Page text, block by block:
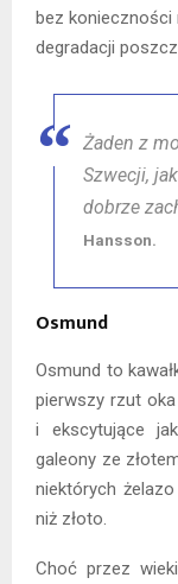
bez
degradacji
Żaden z
Szwecji,
dobrze
Hansson.
Osmund
Osmund to
pierwszy rzut
i ekscytujące
galeony ze
niektórych
niż złoto.
Choć przez